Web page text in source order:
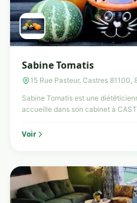
Sabine Tomatis
15 Rue Pasteur, Castres 81100,
Sabine Tomatis est une
accueille dans son cabinet à
Voir